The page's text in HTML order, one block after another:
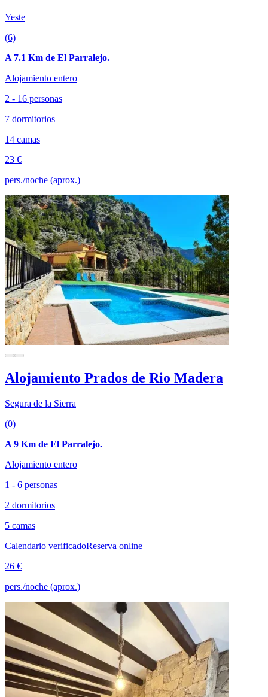
Yeste
(6)
A 7.1 Km de El Parralejo.
Alojamiento entero
2 - 16 personas
7 dormitorios
14 camas
23 €
pers./noche (aprox.)
Alojamiento Prados de Rio Madera
Segura de la Sierra
(0)
A 9 Km de El Parralejo.
Alojamiento entero
1 - 6 personas
2 dormitorios
5 camas
Calendario verificadoReserva online
26 €
pers./noche (aprox.)